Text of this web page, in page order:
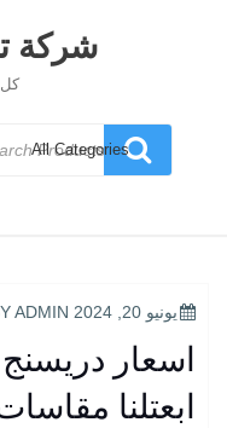
شركة
كل
Search
for
POSTED
يونيو 20, 2024 ADMIN
اسعار
ابعتلنا